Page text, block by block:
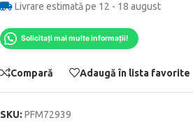
Livrare estimată pe 12 - 18 august
Solicitați mai multe informații!
Compară Adaugă în lista favorite
SKU: PFM72939